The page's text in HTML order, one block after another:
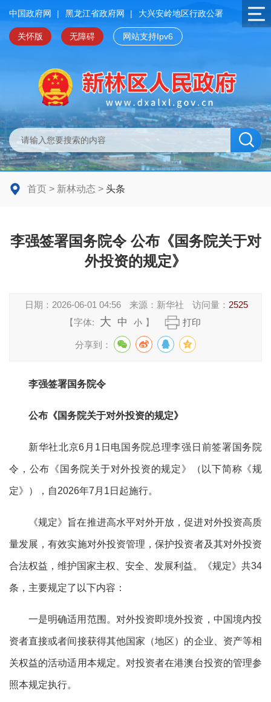
中国政府网 | 黑龙江省政府网 | 大兴安岭地区行政公署
关怀版 无障碍 网站支持Ipv6
首页 > 新林动态 > 头条
李强签署国务院令 公布《国务院关于对
外投资的规定》
日期： 2026-06-01 04:56 来源： 新华社 访问量： 2525
【字体:
大 中 小 】 打印
分享到：
李强签署国务院令
公布《国务院关于对外投资的规定》
新华社北京6月1日电国务院总理李强日前签署国务院
令，公布 《国务院关于对外投资的规定》 （以下简称《规
定》），自2026年7月1日起施行。
《规定》旨在推进高水平对外开放，促进对外投资高质
量发展，有效实施对外投资管理，保护投资者及其对外投资
合法权益，维护国家主权、安全、发展利益。《规定》共34
条，主要规定了以下内容：
一是明确适用范围。对外投资即境外投资，中国境内投
资者直接或者间接获得其他国家（地区）的企业、资产等相
关权益的活动适用本规定。对投资者在港澳台投资的管理参
照本规定执行。